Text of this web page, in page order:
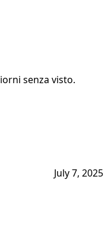
senza visto.
July 7, 2025